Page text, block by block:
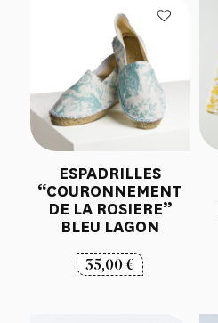
ESPADRILLES
“COURONNEMENT
DE LA ROSIERE”
BLEU LAGON
35,00€